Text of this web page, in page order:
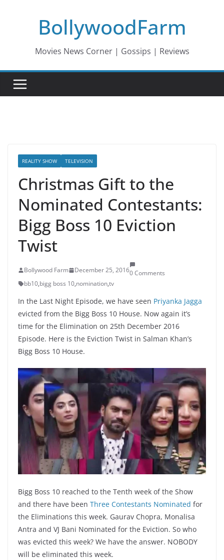
BollywoodFarm
Movies News Corner | Gossips | Reviews
REALITY SHOW TELEVISION
Christmas Gift to the
Nominated Contestants:
Bigg Boss 10 Eviction
Twist
Bollywood Farm December 25, 20160 Comments
bb10,bigg boss 10,nomination,tv
In the Last Night Episode, we have seen Priyanka Jagga
evicted from the Bigg Boss 10 House. Now again it’s
time for the Elimination on 25th December 2016
Episode. Here is the Eviction Twist in Salman Khan’s
Bigg Boss 10 House.
Bigg Boss 10 reached to the Tenth week of the Show
and there have been Three Contestants Nominated for
the Eliminations this week. Gaurav Chopra, Monalisa
Antra and VJ Bani Nominated for the Eviction. So who
was evicted this week? We have the answer. NOBODY
will be eliminated this week.